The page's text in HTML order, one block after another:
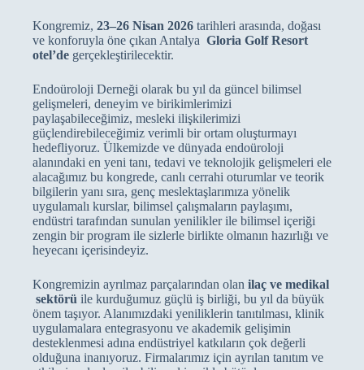
Kongremiz, 23–26 Nisan 2026 tarihleri arasında, doğası
ve konforuyla öne çıkan Antalya Gloria Golf Resort
otel’de gerçekleştirilecektir.
Endoüroloji Derneği olarak bu yıl da güncel bilimsel
gelişmeleri, deneyim ve birikimlerimizi
paylaşabileceğimiz, mesleki ilişkilerimizi
güçlendirebileceğimiz verimli bir ortam oluşturmayı
hedefliyoruz. Ülkemizde ve dünyada endoüroloji
alanındaki en yeni tanı, tedavi ve teknolojik gelişmeleri ele
alacağımız bu kongrede, canlı cerrahi oturumlar ve teorik
bilgilerin yanı sıra, genç meslektaşlarımıza yönelik
uygulamalı kurslar, bilimsel çalışmaların paylaşımı,
endüstri tarafından sunulan yenilikler ile bilimsel içeriği
zengin bir program ile sizlerle birlikte olmanın hazırlığı ve
heyecanı içerisindeyiz.
Kongremizin ayrılmaz parçalarından olan ilaç ve medikal
sektörü ile kurduğumuz güçlü iş birliği, bu yıl da büyük
önem taşıyor. Alanımızdaki yeniliklerin tanıtılması, klinik
uygulamalara entegrasyonu ve akademik gelişimin
desteklenmesi adına endüstriyel katkıların çok değerli
olduğuna inanıyoruz. Firmalarımız için ayrılan tanıtım ve